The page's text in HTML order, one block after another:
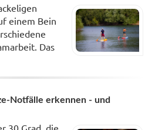
einem Bein
Das
Notfälle erkennen - und